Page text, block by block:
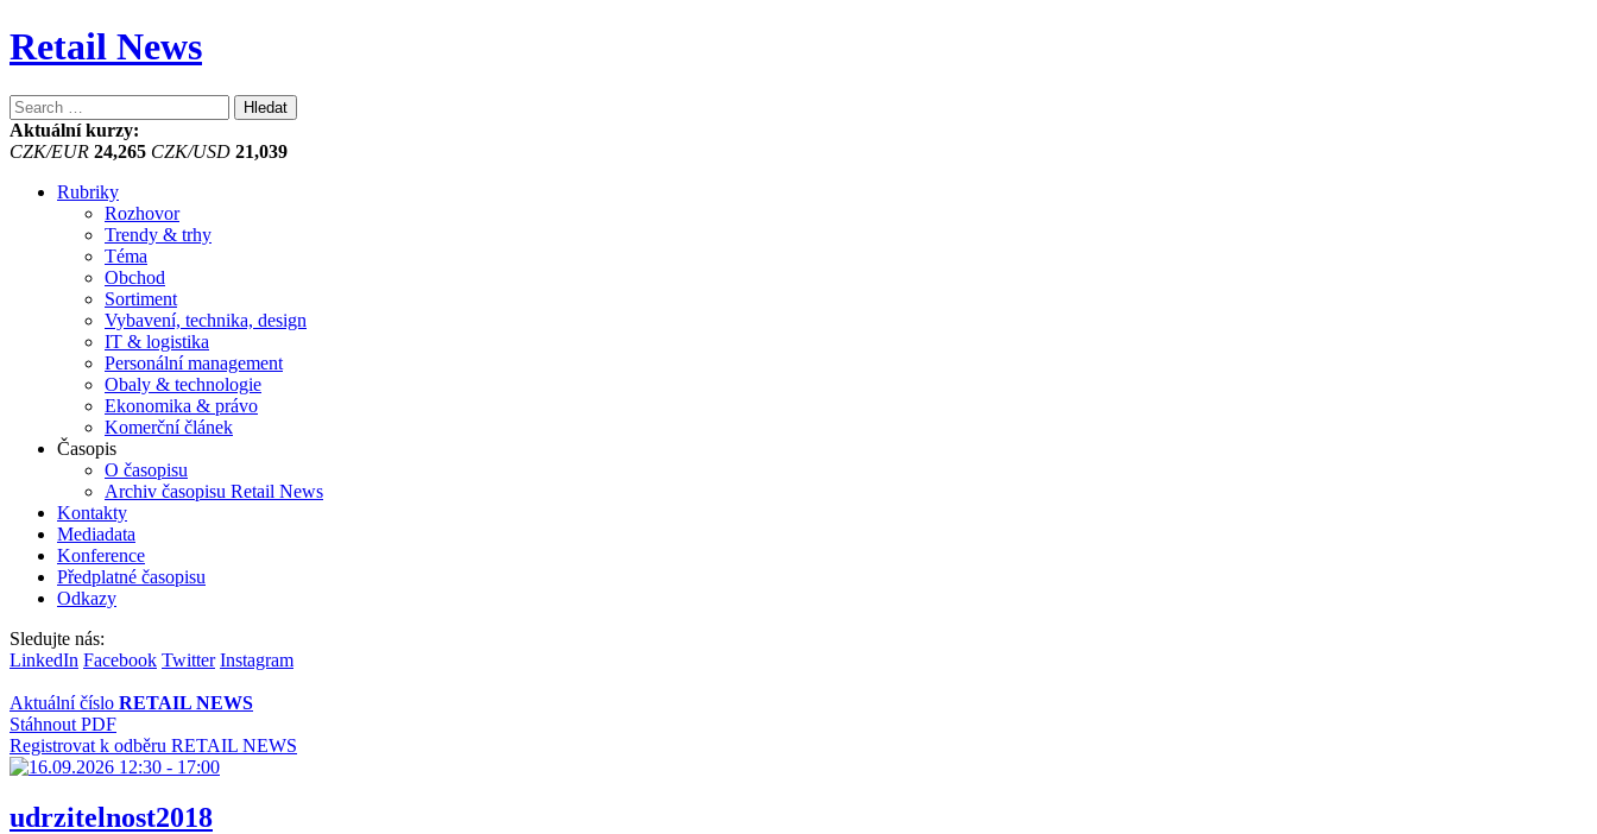
Retail News
Vyhledávání
Aktuální kurzy:
CZK/EUR 24,265 CZK/USD 21,039
Rubriky
Rozhovor
Trendy & trhy
Téma
Obchod
Sortiment
Vybavení, technika, design
IT & logistika
Personální management
Obaly & technologie
Ekonomika & právo
Komerční článek
Časopis
O časopisu
Archiv časopisu Retail News
Kontakty
Mediadata
Konference
Předplatné časopisu
Odkazy
Sledujte nás:
LinkedIn Facebook Twitter Instagram
Aktuální číslo RETAIL NEWS
Stáhnout PDF
Registrovat k odběru RETAIL NEWS
udrzitelnost2018